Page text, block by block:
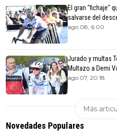
El gran "fichaje"
salvarse del
ago 08, 6:00
Jurado y multas
Multazo a Demi
ago 07, 20:18
Más
Novedades Populares